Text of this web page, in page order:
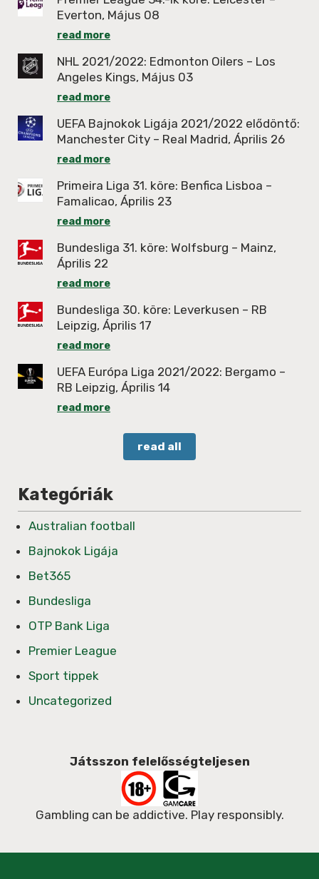
Everton, Május 08
read more
NHL 2021/2022: Edmonton Oilers – Los
Angeles Kings, Május 03
read more
UEFA Bajnokok Ligája 2021/2022 elődöntő:
Manchester City – Real Madrid, Április 26
read more
Primeira Liga 31. köre: Benfica Lisboa –
Famalicao, Április 23
read more
Bundesliga 31. köre: Wolfsburg – Mainz,
Április 22
read more
Bundesliga 30. köre: Leverkusen – RB
Leipzig, Április 17
read more
UEFA Európa Liga 2021/2022: Bergamo –
RB Leipzig, Április 14
read more
read all
Kategóriák
Australian football
Bajnokok Ligája
Bet365
Bundesliga
OTP Bank Liga
Premier League
Sport tippek
Uncategorized
Játsszon felelősségteljesen
Gambling can be addictive. Play responsibly.